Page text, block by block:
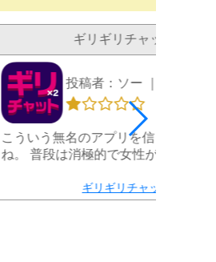
ギリギリチャット
投稿者：ソー ｜ 男性
こういう無名のアプリを信じては駄目
ね。 普段は消極的で女性が…
ギリギリチャットの詳細を